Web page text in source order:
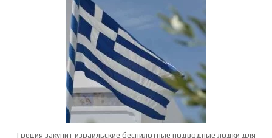
Греция закупит израильские беспилотные подводные лодки для